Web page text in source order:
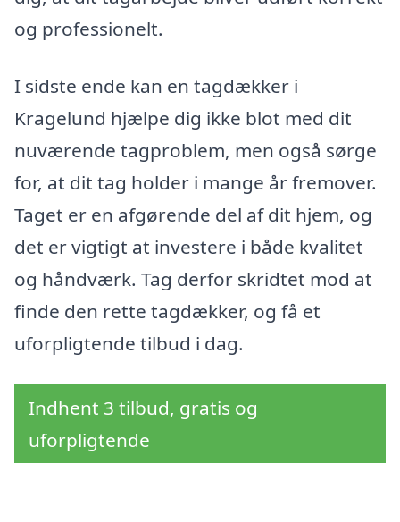
og professionelt.
I sidste ende kan en tagdækker i
Kragelund hjælpe dig ikke blot med dit
nuværende tagproblem, men også sørge
for, at dit tag holder i mange år fremover.
Taget er en afgørende del af dit hjem, og
det er vigtigt at investere i både kvalitet
og håndværk. Tag derfor skridtet mod at
finde den rette tagdækker, og få et
uforpligtende tilbud i dag.
Indhent 3 tilbud, gratis og
uforpligtende